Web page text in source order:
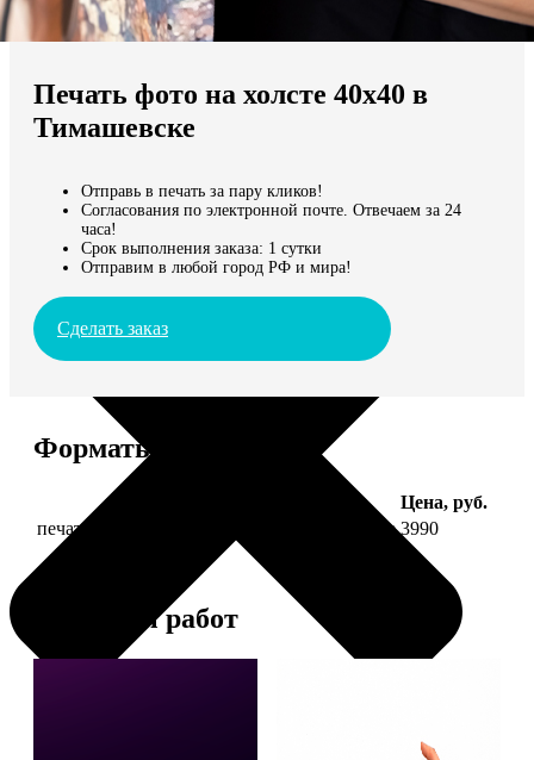
Мы доставляем по всему миру
Продолжить без города
Печать фото на холсте 40х40 в
Тимашевске
Отправь в печать за пару кликов!
Согласования по электронной почте. Отвечаем за 24
часа!
Срок выполнения заказа: 1 сутки
Отправим в любой город РФ и мира!
Сделать заказ
Форматы и цены
Цена, руб.
печать фото на холсте 40х40 на подрамнике 3990
Примеры работ